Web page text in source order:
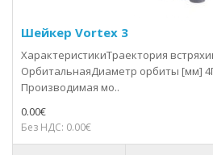
Шейкер Vortex 3
ХарактеристикиТраектория
ОрбитальнаяДиаметр орбиты [мм]
Производимая мо..
0.00€
Без НДС: 0.00€